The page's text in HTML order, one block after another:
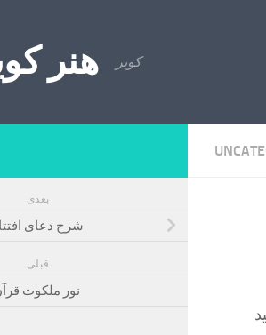
هنر کویر
بعدی
شرح دعای
قبلی
نور ملکوت